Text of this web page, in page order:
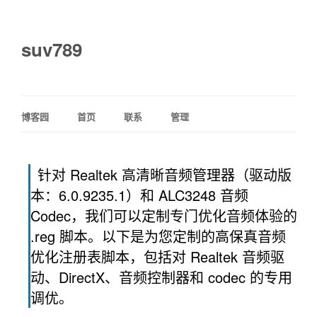
suv789
博客园 首页 联系 管理
针对 Realtek 高清晰音频管理器（驱动版
本：6.0.9235.1）和 ALC3248 音频
Codec，我们可以定制专门优化音频体验的
.reg 脚本。以下是为您定制的高保真音频
优化注册表脚本，包括对 Realtek 音频驱
动、DirectX、音频控制器和 codec 的专用
调优。